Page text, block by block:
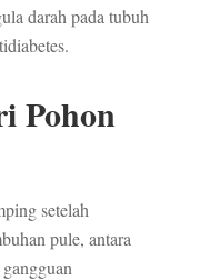
darah pada tubuh
Pohon
setelah
pule, antara